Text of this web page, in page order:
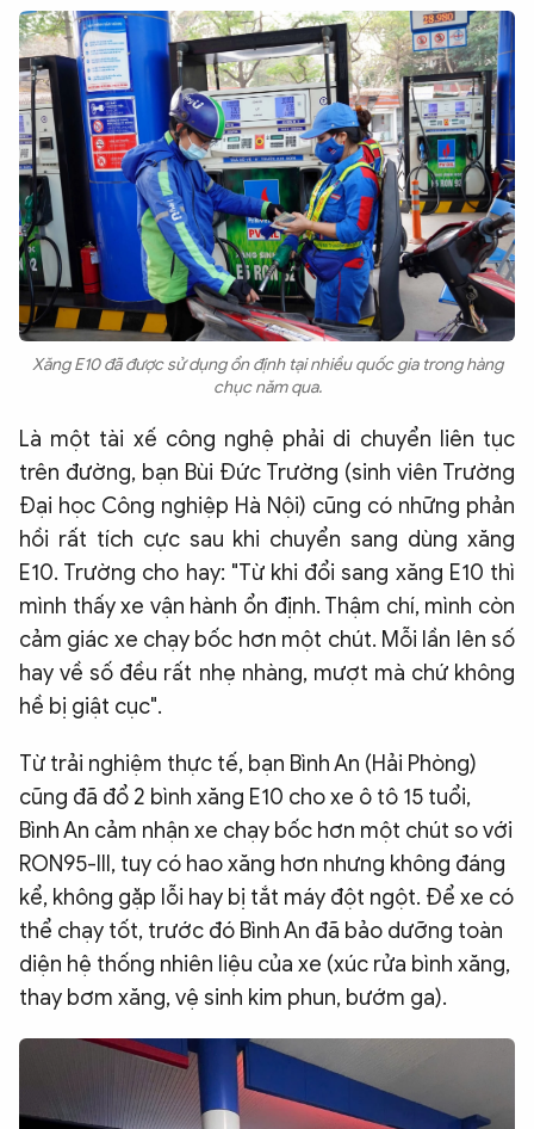
Xăng E10 đã được sử dụng ổn định tại nhiều quốc gia trong hàng
chục năm qua.
Là một tài xế công nghệ phải di chuyển liên tục
trên đường, bạn Bùi Đức Trường (sinh viên Trường
Đại học Công nghiệp Hà Nội) cũng có những phản
hồi rất tích cực sau khi chuyển sang dùng xăng
E10. Trường cho hay: "Từ khi đổi sang xăng E10 thì
mình thấy xe vận hành ổn định. Thậm chí, mình còn
cảm giác xe chạy bốc hơn một chút. Mỗi lần lên số
hay về số đều rất nhẹ nhàng, mượt mà chứ không
hề bị giật cục".
Từ trải nghiệm thực tế, bạn Bình An (Hải Phòng)
cũng đã đổ 2 bình xăng E10 cho xe ô tô 15 tuổi,
Bình An cảm nhận xe chạy bốc hơn một chút so với
RON95-III, tuy có hao xăng hơn nhưng không đáng
kể, không gặp lỗi hay bị tắt máy đột ngột. Để xe có
thể chạy tốt, trước đó Bình An đã bảo dưỡng toàn
diện hệ thống nhiên liệu của xe (xúc rửa bình xăng,
thay bơm xăng, vệ sinh kim phun, bướm ga).